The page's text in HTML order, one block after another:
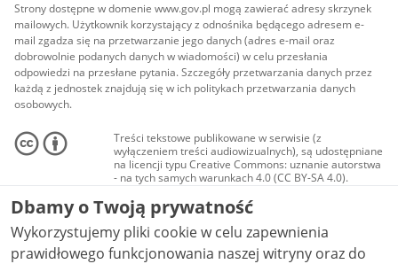
Strony dostępne w domenie www.gov.pl mogą zawierać adresy skrzynek
mailowych. Użytkownik korzystający z odnośnika będącego adresem e-
mail zgadza się na przetwarzanie jego danych (adres e-mail oraz
dobrowolnie podanych danych w wiadomości) w celu przesłania
odpowiedzi na przesłane pytania. Szczegóły przetwarzania danych przez
każdą z jednostek znajdują się w ich politykach przetwarzania danych
osobowych.
Treści tekstowe publikowane w serwisie (z
wyłączeniem treści audiowizualnych), są udostępniane
na licencji typu Creative Commons: uznanie autorstwa
- na tych samych warunkach 4.0 (CC BY-SA 4.0).
Materiały audiowizualne, w tym zdjęcia, materiały
audio i wideo, są udostępniane na licencji typu
Creative Commons: uznanie autorstwa użycie
niekomercyjne - bez utworów zależnych 4.0 (CC BY-
NC-ND 4.0), o ile nie jest to stwierdzone inaczej.
Dbamy o Twoją prywatność
Wykorzystujemy pliki cookie w celu zapewnienia
prawidłowego funkcjonowania naszej witryny oraz do